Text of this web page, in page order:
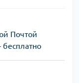
Почтой